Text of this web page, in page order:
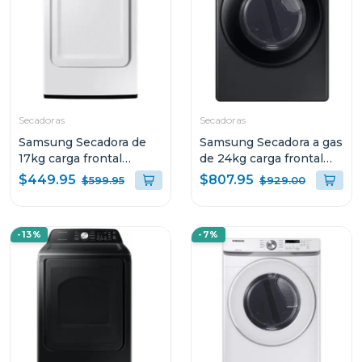
Secadoras
Samsung Secadora de
17kg carga frontal
electrica dve17a3200
$449.95 $599.95
Secadoras
Samsung Secadora a gas
de 24kg carga frontal
con sensor dry
dv24dg8000
$807.95 $929.00
-13% -7%